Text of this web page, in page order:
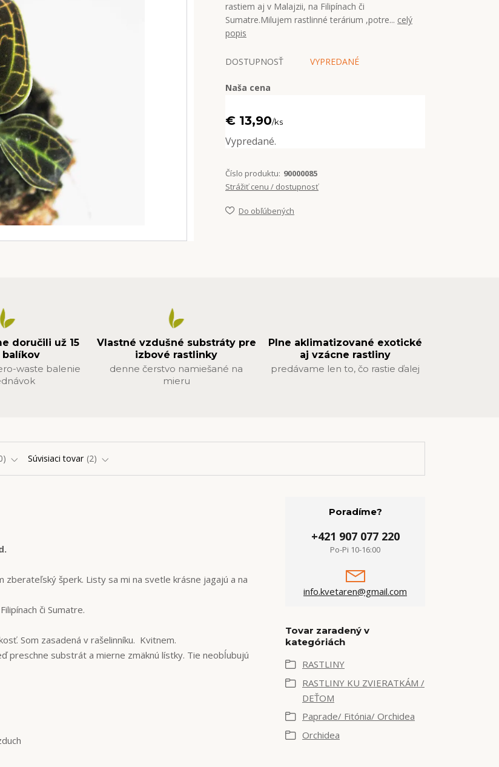
rastiem aj v Malajzii, na Filipínach či
Sumatre.Milujem rastlinné terárium ,potre... celý
popis
DOSTUPNOSŤ VYPREDANÉ
Naša cena
€ 13,90/ks
Vypredané.
Číslo produktu: 90000085
Strážiť cenu / dostupnosť
Do obľúbených
doručili už 15
balíkov
waste balenie
Vlastné vzdušné substráty pre
izbové rastlinky
denne čerstvo namiešané na
mieru
Plne aklimatizované exotické
aj vzácne rastliny
predávame len to, čo rastie ďalej
Súvisiaci tovar 2
šperk. Listy sa mi na svetle krásne jagajú a na
či Sumatre.
Som zasadená v rašelinníku. Kvitnem.
preschne substrát a mierne zmäknú lístky. Tie neobĺubujú
Poradíme?
+421 907 077 220
Po-Pi 10-16:00
info.kvetaren@gmail.com
Tovar zaradený v
kategóriách
RASTLINY
RASTLINY KU ZVIERATKÁM /
DEŤOM
Paprade/ Fitónia/ Orchidea
Orchidea